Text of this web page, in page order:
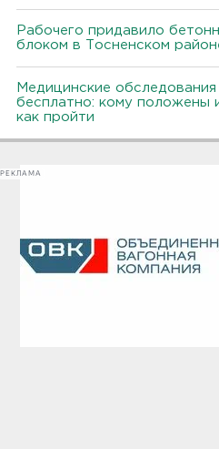
Рабочего придавило
блоком в Тосненском
Медицинские обследования
бесплатно: кому положены
как пройти
РЕКЛАМА